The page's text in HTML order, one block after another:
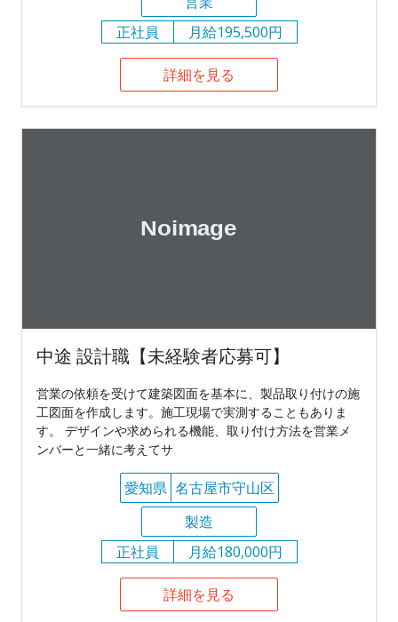
正社員
月給195,500円
詳細を見る
中途 設計職【未経験者応募可】
営業の依頼を受けて建築図面を基本に、製品取り付けの施
工図面を作成します。施工現場で実測することもありま
す。 デザインや求められる機能、取り付け方法を営業メ
ンバーと一緒に考えてサ
愛知県 名古屋市守山区
製造
正社員
月給180,000円
詳細を見る